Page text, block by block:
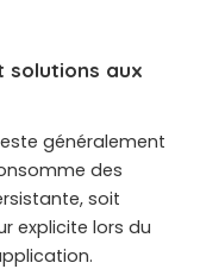
solutions aux
généralement
des
soit
explicite lors du